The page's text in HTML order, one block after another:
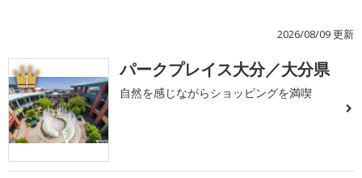
2026/08/09 更新
1 パークプレイス大分／大分県
自然を感じながらショッピングを満喫